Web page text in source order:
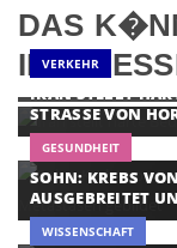
DAS
VERKEHR
IRAN STELLT
STRASSE VON
GESUNDHEIT
SOHN: KREBS
AUSGEBREITET
WISSENSCHAFT